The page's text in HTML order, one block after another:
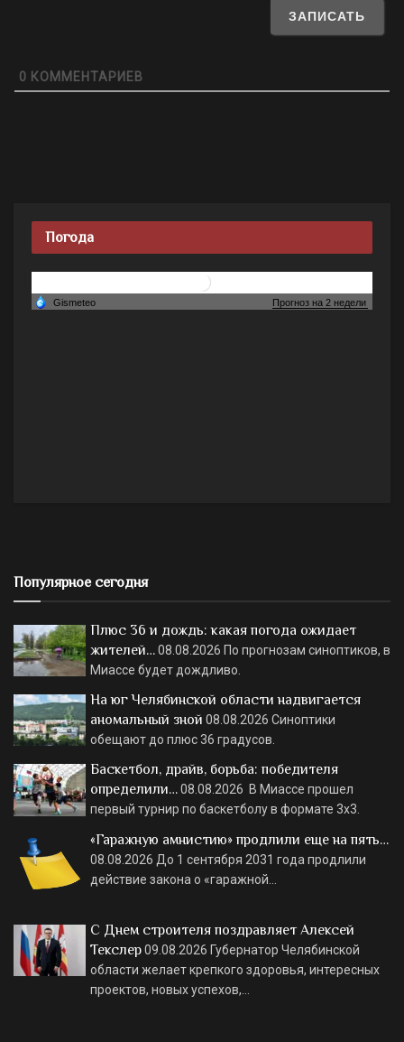
0 КОММЕНТАРИЕВ
Погода
Популярное сегодня
Плюс 36 и дождь: какая погода ожидает
жителей…08.08.2026 По прогнозам синоптиков, в
Миассе будет дождливо.
На юг Челябинской области надвигается
аномальный зной 08.08.2026 Синоптики
обещают до плюс 36 градусов.
Баскетбол, драйв, борьба: победителя
определили…08.08.2026 В Миассе прошел
первый турнир по баскетболу в формате 3х3.
«Гаражную амнистию» продлили еще на пять…
08.08.2026 До 1 сентября 2031 года продлили
действие закона о «гаражной…
С Днем строителя поздравляет Алексей
Текслер09.08.2026 Губернатор Челябинской
области желает крепкого здоровья, интересных
проектов, новых успехов,…